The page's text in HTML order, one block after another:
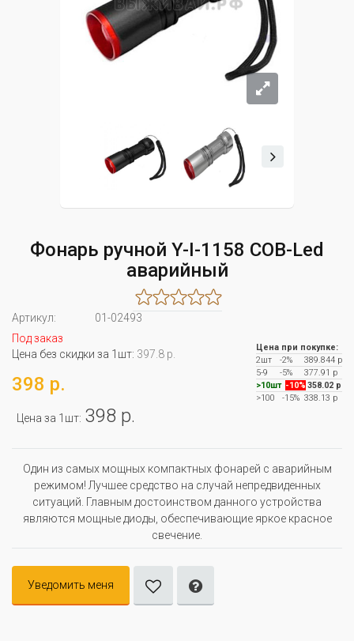
Фонарь ручной Y-I-1158 COB-Led
аварийный
Артикул:
01-02493
Под заказ
Цена без скидки за 1шт: 397.8 р.
398 р.
Цена за 1шт: 398 р.
Цена при покупке:
2шт
-2%
389.844 р
5-9
-5%
377.91 р
>10шт -10% 358.02 р
>100
-15% 338.13 р
Один из самых мощных компактных фонарей с аварийным
режимом! Лучшее средство на случай непредвиденных
ситуаций. Главным достоинством данного устройства
являются мощные диоды, обеспечивающие яркое красное
свечение.
Уведомить меня